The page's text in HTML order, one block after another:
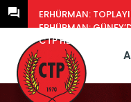
ERHÜRMAN:
ERHÜRMAN:
CTP HEYETI, TRAFIK